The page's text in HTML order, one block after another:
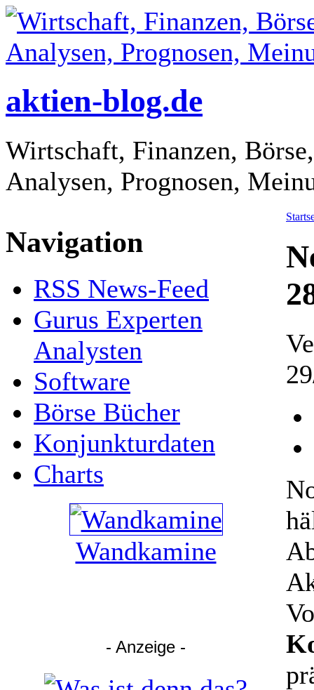
aktien-blog.de
Wirtschaft, Finanzen,
Analysen, Prognosen,
Navigation
RSS News-Feed
Gurus Experten
Analysten
Software
Börse Bücher
Konjunkturdaten
Charts
Wandkamine
- Anzeige -